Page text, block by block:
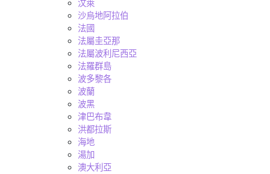
汶萊
沙烏地阿拉伯
法國
法屬圭亞那
法屬波利尼西亞
法羅群島
波多黎各
波蘭
波黑
津巴布韋
洪都拉斯
海地
湯加
澳大利亞